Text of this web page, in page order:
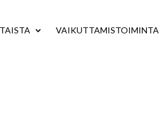
VAIKUTTAMISTOIMINTA